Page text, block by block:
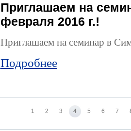
Приглашаем на
февраля 2016 г.!
Приглашаем на семинар в
Подробнее
1 2 3 4 5 6 7